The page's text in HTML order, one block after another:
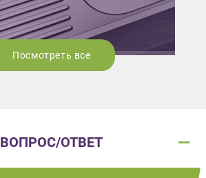
Посмотреть все
ВОПРОС/ОТВЕТ